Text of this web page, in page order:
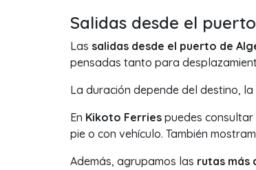
Salidas desde el
Las salidas desde el puerto de
pensadas tanto para
La duración depende del destino,
En Kikoto Ferries puedes
pie o con vehículo. También
Además, agrupamos las rutas más